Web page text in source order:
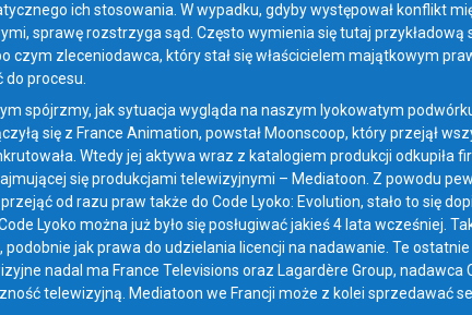
ich stosowania. W wypadku, gdyby występował konflikt
sprawę rozstrzyga sąd. Często wymienia się tutaj
czym zleceniodawca, który stał się właścicielem majątkowym
do procesu.
spójrzmy, jak sytuacja wygląda na naszym lyokowatym
się z France Animation, powstał Moonscoop, który przejął
Wtedy jej aktywa wraz z katalogiem produkcji odkupiła
się produkcjami telewizyjnymi – Mediatoon. Z powodu
od razu praw także do Code Lyoko: Evolution, stało to się
Lyoko można już było się posługiwać jakieś 4 lata wcześniej.
jak prawa do udzielania licencji na nadawanie. Te
nadal ma France Televisions oraz Lagardère Group,
telewizyjną. Mediatoon we Francji może z kolei sprzedawać